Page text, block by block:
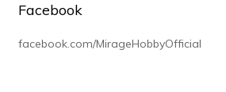
Facebook
facebook.com/MirageHobbyOfficial